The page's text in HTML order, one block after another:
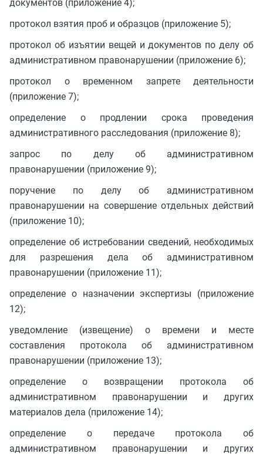
документов (приложение 4);
протокол взятия проб и образцов (приложение 5);
протокол об изъятии вещей и документов по делу об
административном правонарушении (приложение 6);
протокол о временном запрете деятельности
(приложение 7);
определение о продлении срока проведения
административного расследования (приложение 8);
запрос по делу об административном
правонарушении (приложение 9);
поручение по делу об административном
правонарушении на совершение отдельных действий
(приложение 10);
определение об истребовании сведений, необходимых
для разрешения дела об административном
правонарушении (приложение 11);
определение о назначении экспертизы (приложение
12);
уведомление (извещение) о времени и месте
составления протокола об административном
правонарушении (приложение 13);
определение о возвращении протокола об
административном правонарушении и других
материалов дела (приложение 14);
определение о передаче протокола об
административном правонарушении и других